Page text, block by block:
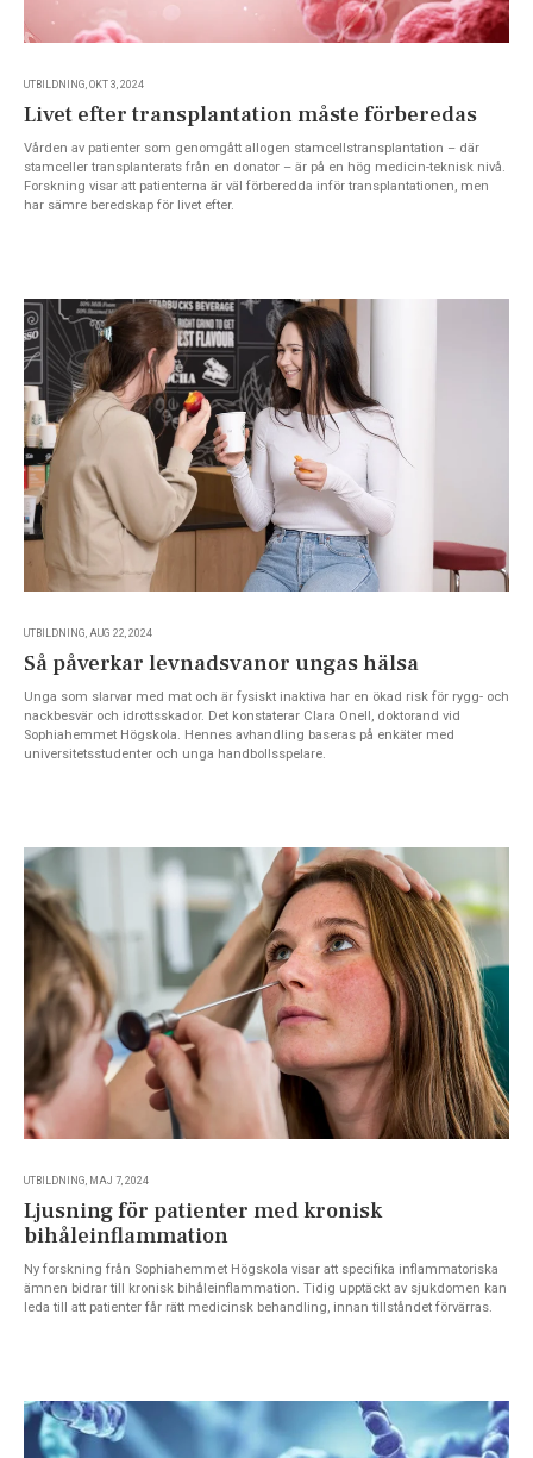
UTBILDNING, OKT 3, 2024
Livet efter transplantation måste förberedas
Vården av patienter som genomgått allogen stamcellstransplantation – där
stamceller transplanterats från en donator – är på en hög medicin-teknisk nivå.
Forskning visar att patienterna är väl förberedda inför transplantationen, men
har sämre beredskap för livet efter.
UTBILDNING, AUG 22, 2024
Så påverkar levnadsvanor ungas hälsa
Unga som slarvar med mat och är fysiskt inaktiva har en ökad risk för rygg- och
nackbesvär och idrottsskador. Det konstaterar Clara Onell, doktorand vid
Sophiahemmet Högskola. Hennes avhandling baseras på enkäter med
universitetsstudenter och unga handbollsspelare.
UTBILDNING, MAJ 7, 2024
Ljusning för patienter med kronisk
bihåleinflammation
Ny forskning från Sophiahemmet Högskola visar att specifika inflammatoriska
ämnen bidrar till kronisk bihåleinflammation. Tidig upptäckt av sjukdomen kan
leda till att patienter får rätt medicinsk behandling, innan tillståndet förvärras.